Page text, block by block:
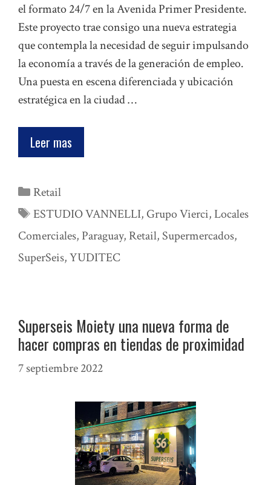
el formato 24/7 en la Avenida Primer Presidente.
Este proyecto trae consigo una nueva estrategia
que contempla la necesidad de seguir impulsando
la economía a través de la generación de empleo.
Una puesta en escena diferenciada y ubicación
estratégica en la ciudad …
Leer mas
Categorías
Retail
Etiquetas
ESTUDIO VANNELLI, Grupo Vierci,Locales
Comerciales, Paraguay, Retail, Supermercados,
SuperSeis,YUDITEC
Superseis Moiety una nueva forma de
hacer compras en tiendas de proximidad
7 septiembre 2022